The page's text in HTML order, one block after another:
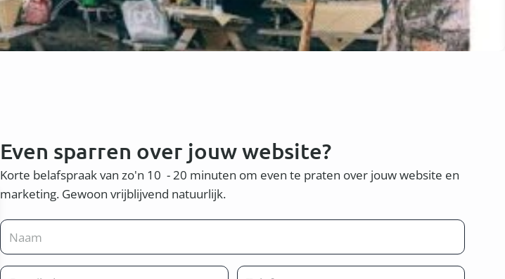
Even sparren over jouw website?
Korte belafspraak van zo'n 10 - 20 minuten om even te praten over jouw website en
marketing. Gewoon vrijblijvend natuurlijk.